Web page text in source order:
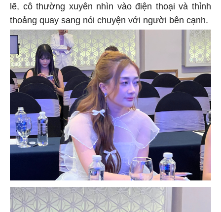
lẽ, cô thường xuyên nhìn vào điện thoại và thỉnh
thoảng quay sang nói chuyện với người bên cạnh.